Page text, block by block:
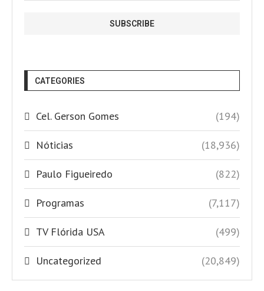
CATEGORIES
Cel. Gerson Gomes (194)
Nóticias (18,936)
Paulo Figueiredo (822)
Programas (7,117)
TV Flórida USA (499)
Uncategorized (20,849)